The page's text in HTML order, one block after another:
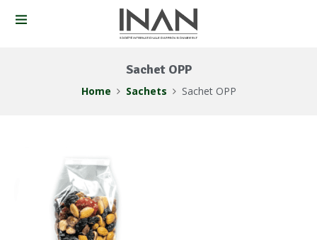
Sachet OPP
Home Sachets Sachet OPP